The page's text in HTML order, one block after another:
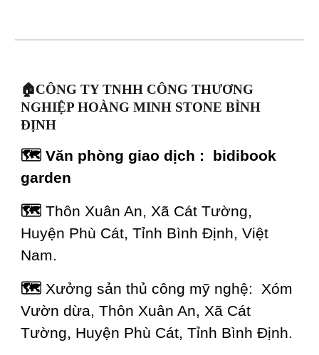
🏠CÔNG TY TNHH CÔNG THƯƠNG
NGHIỆP HOÀNG MINH STONE BÌNH
ĐỊNH
🗺️ Văn phòng giao dịch : bidibook
garden
🗺️Thôn Xuân An, Xã Cát Tường,
Huyện Phù Cát, Tỉnh Bình Định, Việt
Nam.
🗺️Xưởng sản thủ công mỹ nghệ: Xóm
Vườn dừa, Thôn Xuân An, Xã Cát
Tường, Huyện Phù Cát, Tỉnh Bình Định.